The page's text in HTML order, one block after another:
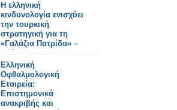
Η ελληνική
κινδυνολογία ενισχύει
την τουρκική
στρατηγική για τη
«Γαλάζια Πατρίδα» –
Ανάλυση του
Κωνσταντίνου
Μπαλωμένου
Ελληνική
Οφθαλμολογική
Εταιρεία:
Επιστημονικά
ανακριβής και